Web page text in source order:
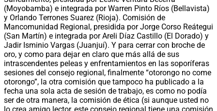
(Moyobamba) e integrada por Warren Pinto Ríos (Bellavista)
y Orlando Terrones Suarez (Rioja). Comisión de
Mancomunidad Regional, presidida por Jorge Corso Reátegui
(San Martín) e integrada por Areli Díaz Castillo (El Dorado) y
Jadir Isminio Vargas (Juanjuí). Y para cerrar con broche de
oro, y como para dejar en claro que más allá de sus
intrascendentes peleas y enfrentamientos en las soporíferas
sesiones del consejo regional, finalmente “otorongo no come
otorongo”, la otra comisión que tampoco ha publicado a la
fecha una sola acta de sesión de trabajo, es como no podía
ser de otra manera, la comisión de ética (si aunque usted no